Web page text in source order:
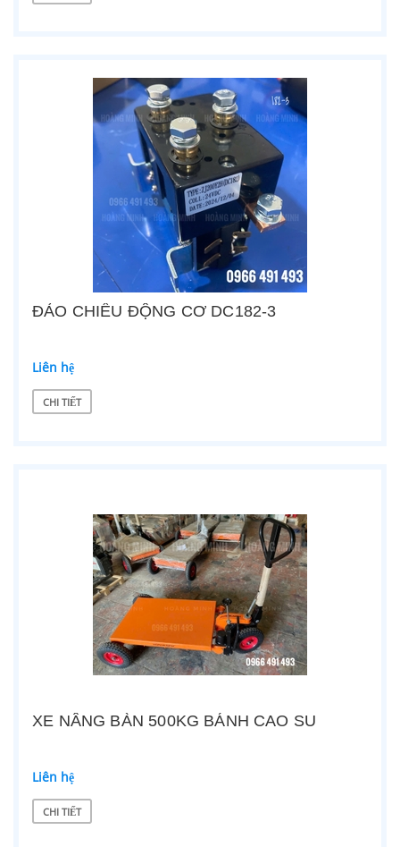
ĐẢO CHIỀU ĐỘNG CƠ DC182-3
Liên hệ
CHI TIẾT
XE NÂNG BÀN 500KG BÁNH CAO SU
Liên hệ
CHI TIẾT